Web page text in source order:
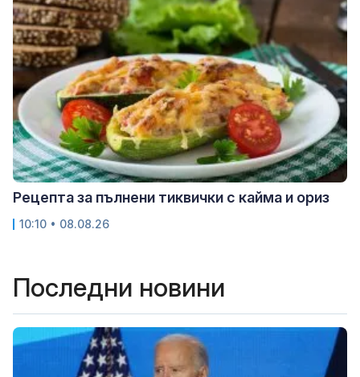
Рецепта за пълнени тиквички с кайма и ориз
10:10 • 08.08.26
Последни новини